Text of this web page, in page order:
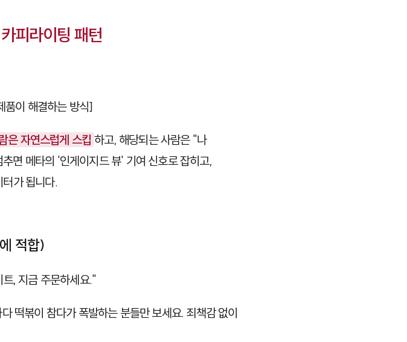
피라이팅 패턴
이 해결하는 방식]
은 자연스럽게 스킵 하고, 해당되는 사람은 "나
면 메타의 '인게이지드 뷰' 기여 신호로 잡히고,
가 됩니다.
적합)
, 지금 주문하세요."
떡볶이 참다가 폭발하는 분들만 보세요. 죄책감 없이